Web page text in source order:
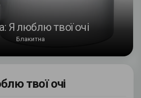
Я люблю твої очі
Блакитна
твої очі